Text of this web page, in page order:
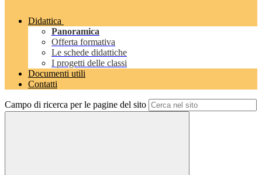
Didattica
Panoramica
Offerta formativa
Le schede didattiche
I progetti delle classi
Documenti utili
Contatti
Campo di ricerca per le pagine del sito